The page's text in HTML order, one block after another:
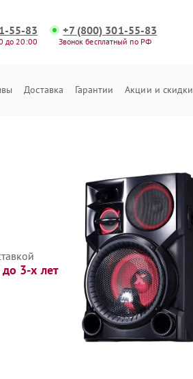
55-83
до 20:00
+7 (800) 301-55-83
Звонок бесплатный по РФ
Доставка Гарантии Акции и скидки
до 3-х лет